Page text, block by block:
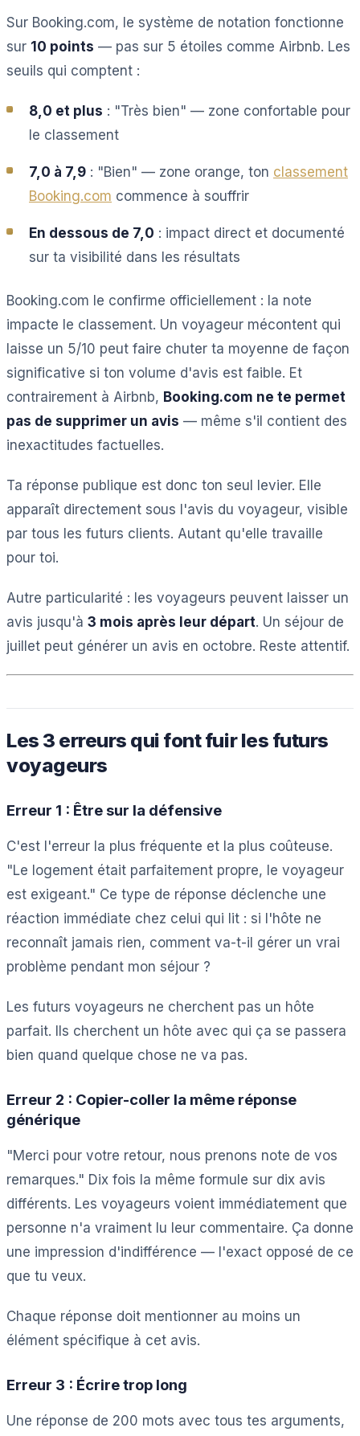
Sur Booking.com, le système de notation fonctionne
sur 10 points — pas sur 5 étoiles comme Airbnb. Les
seuils qui comptent :
8,0 et plus : "Très bien" — zone confortable pour
le classement
7,0 à 7,9 : "Bien" — zone orange, ton classement
Booking.com commence à souffrir
En dessous de 7,0 : impact direct et documenté
sur ta visibilité dans les résultats
Booking.com le confirme officiellement : la note
impacte le classement. Un voyageur mécontent qui
laisse un 5/10 peut faire chuter ta moyenne de façon
significative si ton volume d'avis est faible. Et
contrairement à Airbnb, Booking.com ne te permet
pas de supprimer un avis — même s'il contient des
inexactitudes factuelles.
Ta réponse publique est donc ton seul levier. Elle
apparaît directement sous l'avis du voyageur, visible
par tous les futurs clients. Autant qu'elle travaille
pour toi.
Autre particularité : les voyageurs peuvent laisser un
avis jusqu'à 3 mois après leur départ. Un séjour de
juillet peut générer un avis en octobre. Reste attentif.
Les 3 erreurs qui font fuir les futurs
voyageurs
Erreur 1 : Être sur la défensive
C'est l'erreur la plus fréquente et la plus coûteuse.
"Le logement était parfaitement propre, le voyageur
est exigeant." Ce type de réponse déclenche une
réaction immédiate chez celui qui lit : si l'hôte ne
reconnaît jamais rien, comment va-t-il gérer un vrai
problème pendant mon séjour ?
Les futurs voyageurs ne cherchent pas un hôte
parfait. Ils cherchent un hôte avec qui ça se passera
bien quand quelque chose ne va pas.
Erreur 2 : Copier-coller la même réponse
générique
"Merci pour votre retour, nous prenons note de vos
remarques." Dix fois la même formule sur dix avis
différents. Les voyageurs voient immédiatement que
personne n'a vraiment lu leur commentaire. Ça donne
une impression d'indifférence — l'exact opposé de ce
que tu veux.
Chaque réponse doit mentionner au moins un
élément spécifique à cet avis.
Erreur 3 : Écrire trop long
Une réponse de 200 mots avec tous tes arguments,